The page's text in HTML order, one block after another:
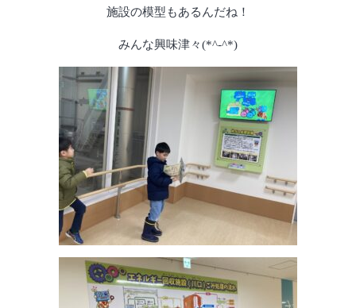
施設の模型もあるんだね！
みんな興味津々(*^-^*)